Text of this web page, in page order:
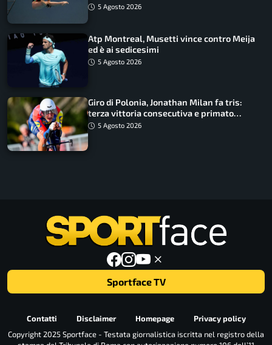
5 Agosto 2026
Atp Montreal, Musetti vince contro Meija
ed è ai sedicesimi
5 Agosto 2026
Giro di Polonia, Jonathan Milan fa tris:
terza vittoria consecutiva e primato
rafforzato
5 Agosto 2026
Sportface TV
Contatti Disclaimer Homepage
Privacy policy
Copyright 2025 Sportface - Testata giornalistica iscritta nel registro della